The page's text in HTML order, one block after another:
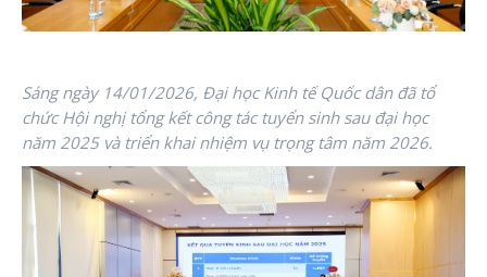
Sáng ngày 14/01/2026, Đại học Kinh tế Quốc dân đã tổ
chức Hội nghị tổng kết công tác tuyển sinh sau đại học
năm 2025 và triển khai nhiệm vụ trọng tâm năm 2026.